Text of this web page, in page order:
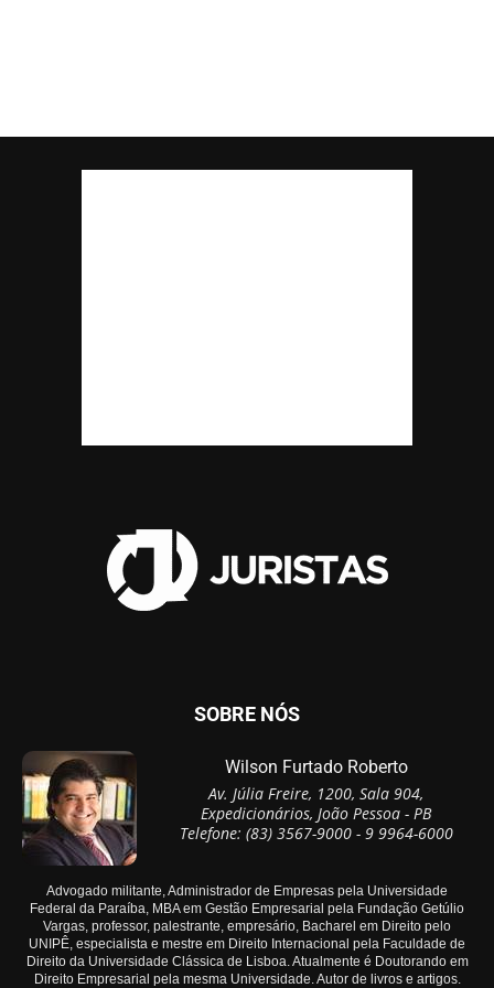
SOBRE NÓS
Wilson Furtado Roberto
Av. Júlia Freire, 1200, Sala 904,
Expedicionários, João Pessoa - PB
Telefone: (83) 3567-9000 - 9 9964-6000
Advogado militante, Administrador de Empresas pela Universidade
Federal da Paraíba, MBA em Gestão Empresarial pela Fundação Getúlio
Vargas, professor, palestrante, empresário, Bacharel em Direito pelo
UNIPÊ, especialista e mestre em Direito Internacional pela Faculdade de
Direito da Universidade Clássica de Lisboa. Atualmente é Doutorando em
Direito Empresarial pela mesma Universidade. Autor de livros e artigos.